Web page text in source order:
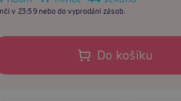
v 23:59 nebo do vyprodání zásob.
Do košíku